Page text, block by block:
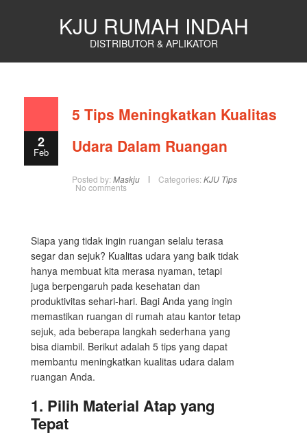
KJU RUMAH INDAH
DISTRIBUTOR & APLIKATOR
2
Feb
5 Tips Meningkatkan Kualitas
Udara Dalam Ruangan
Posted by: Maskju Categories: KJU Tips
No comments
Siapa yang tidak ingin ruangan selalu terasa
segar dan sejuk? Kualitas udara yang baik tidak
hanya membuat kita merasa nyaman, tetapi
juga berpengaruh pada kesehatan dan
produktivitas sehari-hari. Bagi Anda yang ingin
memastikan ruangan di rumah atau kantor tetap
sejuk, ada beberapa langkah sederhana yang
bisa diambil. Berikut adalah 5 tips yang dapat
membantu meningkatkan kualitas udara dalam
ruangan Anda.
1. Pilih Material Atap yang
Tepat